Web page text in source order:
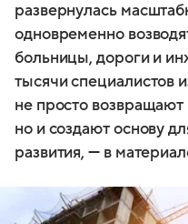
развернулась
одновременно
больницы, дороги и
тысячи специалистов
не просто возвращают
но и создают основу
развития, — в